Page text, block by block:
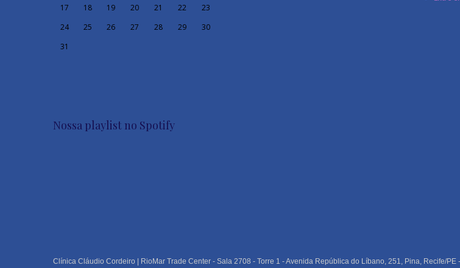
17
18 19 20 21 22
23
24
25 26 27 28 29
30
31
Nossa playlist no Spotify
Clínica Cláudio Cordeiro | RioMar Trade Center - Sala 2708 - Torre 1 - Avenida República do Líbano, 251, Pina, Recife/